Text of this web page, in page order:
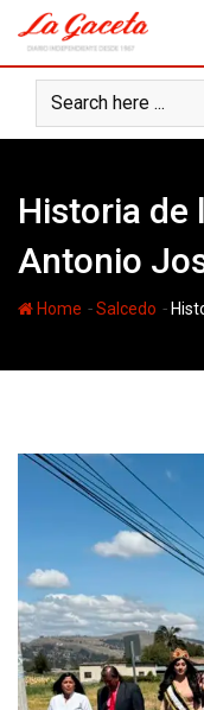
content
Historia de
Antonio
Home -Salcedo -